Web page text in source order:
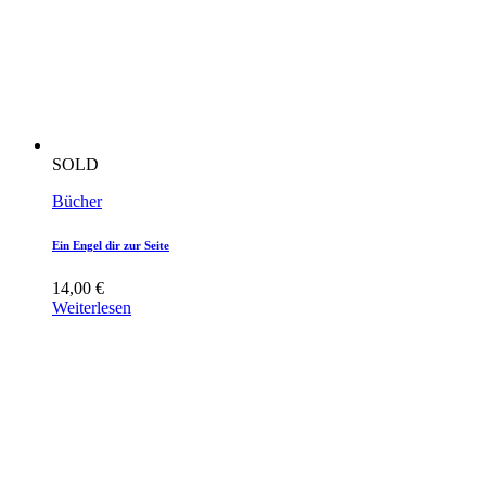
SOLD
Bücher
Ein Engel dir zur Seite
14,00 €
Weiterlesen